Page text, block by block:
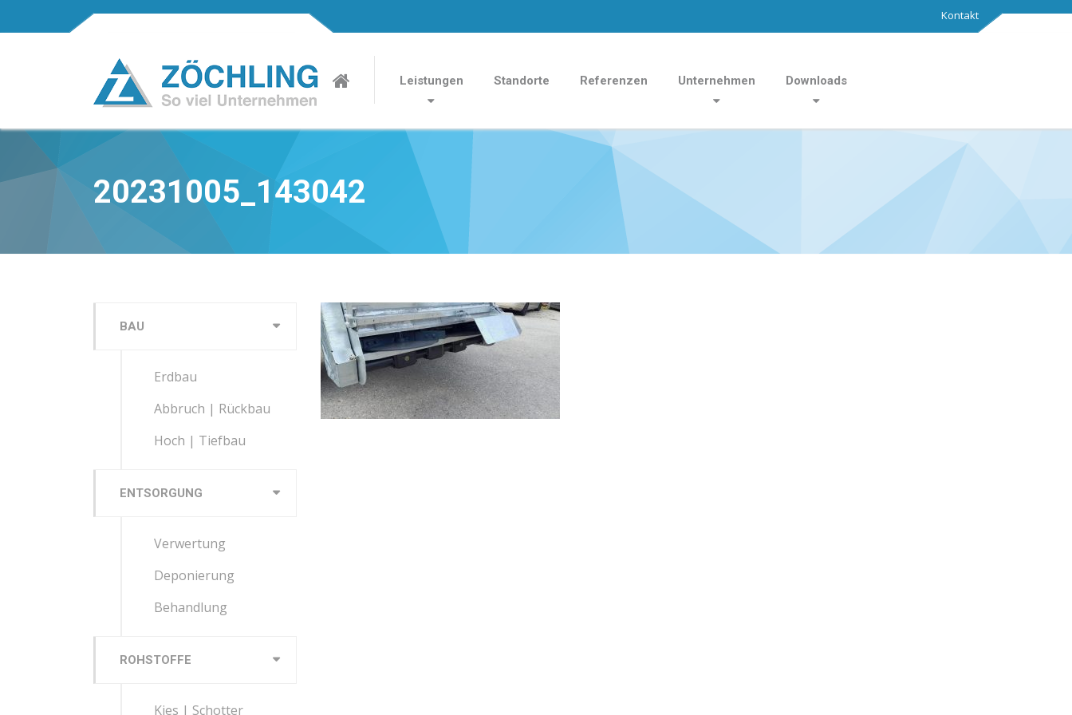
Kontakt
Leistungen Standorte Referenzen Unternehmen Downloads
20231005_143042
BAU
Erdbau
Abbruch | Rückbau
Hoch | Tiefbau
ENTSORGUNG
Verwertung
Deponierung
Behandlung
ROHSTOFFE
Kies | Schotter